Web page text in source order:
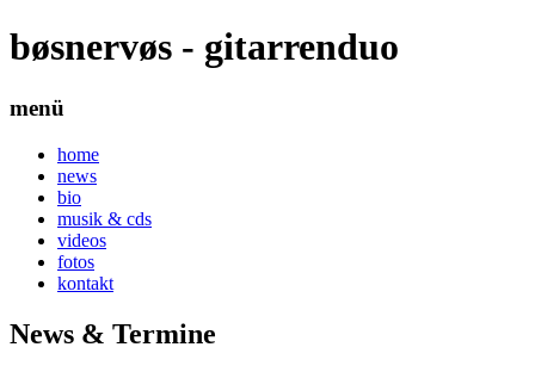
bøsnervøs - gitarrenduo
menü
home
news
bio
musik & cds
videos
fotos
kontakt
News & Termine